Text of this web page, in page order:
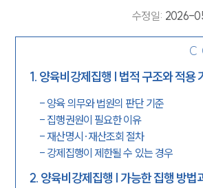
수정일: 2026-
1. 양육비강제집행 | 법적 구조와 적용
- 양육 의무와 법원의 판단 기준
- 집행권원이 필요한 이유
- 재산명시·재산조회 절차
- 강제집행이 제한될 수 있는 경우
2. 양육비강제집행 | 가능한 집행 방법